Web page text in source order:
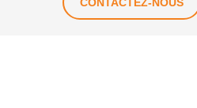
CONTACTEZ-NOUS